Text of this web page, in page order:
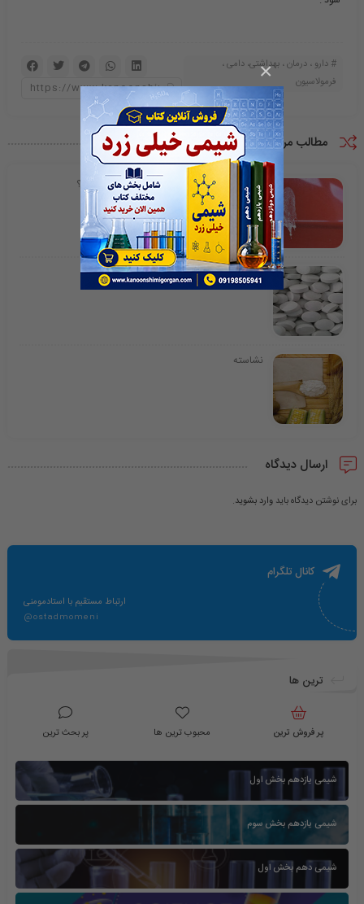
×
دارو ، درمان ، بهداشتی، دامی ،
فرمولاسیون
مطالب مرتبط
فضله پرندگان چگونه رنگ خودرو را خراب می‌کند؟
سلولز چیست؟
نشاسته
ارسال دیدگاه
برای نوشتن دیدگاه باید وارد بشوید.
کانال تلگرام
ارتباط مستقیم با استادمومنی
@ostadmomeni
ترین ها
پر فروش ترین محبوب ترین ها پر بحث ترین
شیمی یازدهم بخش اول
شیمی یازدهم بخش سوم
شیمی دهم بخش اول